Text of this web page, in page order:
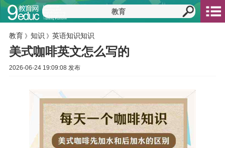
教育 》 知识 》 英语知识知识
美式咖啡英文怎么写的
2026-06-24 19:09:08 发布